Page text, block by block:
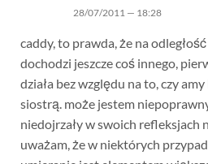
28/07/2011 — 18:28
caddy, to prawda, że na
dochodzi jeszcze coś innego,
działa bez względu na to, czy
siostrą. może jestem
niedojrzały w swoich refleksjach
uważam, że w niektórych